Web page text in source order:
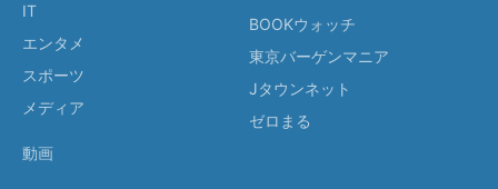
IT
エンタメ
スポーツ
メディア
動画
BOOKウォッチ
東京バーゲンマニア
Jタウンネット
ゼロまる